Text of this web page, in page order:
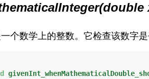
个数学上的整数。它检查该数字